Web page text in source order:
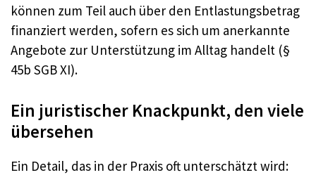
können zum Teil auch über den Entlastungsbetrag
finanziert werden, sofern es sich um anerkannte
Angebote zur Unterstützung im Alltag handelt (§
45b SGB XI).
Ein juristischer Knackpunkt, den viele
übersehen
Ein Detail, das in der Praxis oft unterschätzt wird: